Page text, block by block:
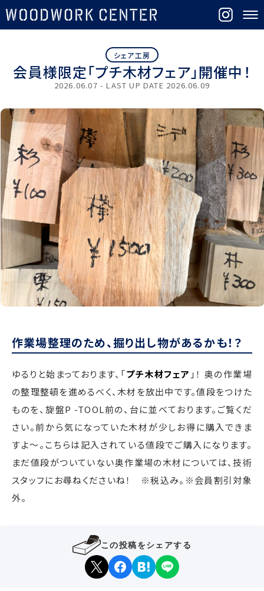
シェア工房
会員様限定「プチ木材フェア」開催中！
2026.06.07 - LAST UP DATE 2026.06.09
作業場整理のため、掘り出し物があるかも！？
ゆるりと始まっております、「プチ木材フェア 」！ 奥の作業場
の整理整頓を進めるべく、木材を放出中です。値段をつけた
ものを、旋盤P -TOOL前の、台に並べております。ご覧くだ
さい。前から気になっていた木材が少しお得に購入できま
すよ〜。こちらは記入されている値段でご購入になります。
まだ値段がついていない奥作業場の木材については、技術
スタッフにお尋ねくださいね！ ※税込み。※会員割引対象
外。
この投稿をシェアする